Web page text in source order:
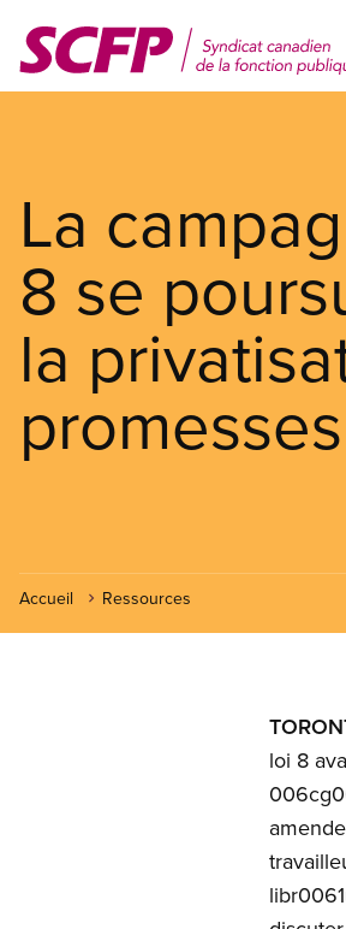
contenu
La
8 se
la
Accueil Ressources
loi 8